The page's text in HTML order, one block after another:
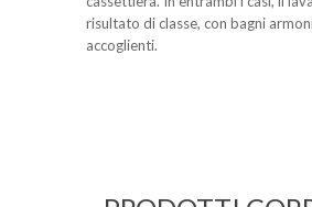
risultato di classe, con bagni
accoglienti.